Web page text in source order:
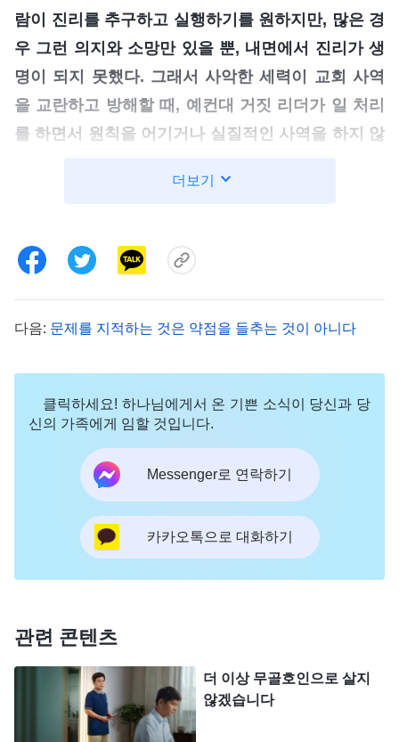
람이 진리를 추구하고 실행하기를 원하지만, 많은 경
우 그런 의지와 소망만 있을 뿐, 내면에서 진리가 생
명이 되지 못했다. 그래서 사악한 세력이 교회 사역
을 교란하고 방해할 때, 예컨대 거짓 리더가 일 처리
를 하면서 원칙을 어기거나 실질적인 사역을 하지 않
회 사역을 교란해 하나님 선민들이 해를 입을 때, 너
이 작아서, 말주변이 없어서, 또는 일을 꿰뚫어 보지
못해서 말할 엄두를 내지 못하는 것이겠느냐? 다 아
니다. 이는 주로 패괴 성품에 속박받아 초래된 것이
다. 네가 드러내는 패괴 성품 중 하나는 간사한 성품
한다. 이는 간사한 성품 아니겠느냐? 또 다른 하나는
이기적이고 비열한 성품이다. ‘저 사람이 하나님 집
의 이익에 해를 입히든 말든 나랑 무슨 상관이야? 리
더도 아닌 내가 왜 신경 써야 하지? 나랑 상관없는 일
이고 내 책임도 아닌데.’라고 생각하는 것이다. 이런
생각, 이런 말은 네가 일부러 생각해 낸 게 아니라 무
말세 그리스도의 좌담 기록ㆍ제3부＞ 중에서)
씀을 묵상하며, 하나님께서 마치 저와 마주 앉아 저
를 폭로하고 심판하시는 기분이 들었습니다. 저는 리
징이 제명 조건에 부합하지 않으며 리더가 성질을 규
더보기
다음: 문제를 지적하는 것은 약점을 들추는 것이 아니다
클릭하세요! 하나님에게서 온 기쁜 소식이 당신과 당
신의 가족에게 임할 것입니다.
Messenger로 연락하기
카카오톡으로 대화하기
관련 콘텐츠
더 이상 무골호인으로 살지
않겠습니다